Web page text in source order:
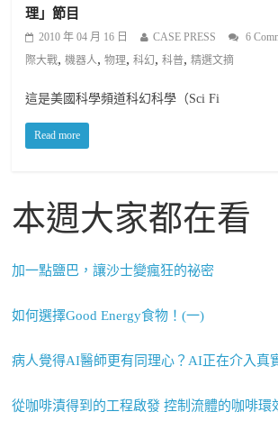
理」節目
2010 年 04 月 16 日 CASE PRESS 6
際大戰,機器人,物理,科幻,科普,精選文摘
這是美國科學頻道科幻科學（Sci Fi
Read more
本週大家都在看
加一點鹽巴，讓沙士變瘋狂的祕密
如何選擇Good Energy食物！(一)
病人覺得AI醫師更有同理心？AI正在介入真
從咖啡漬得到的工程啟發 控制流體的咖啡環